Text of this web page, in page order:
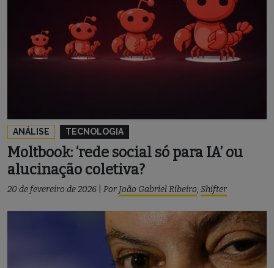
ANÁLISE TECNOLOGIA
Moltbook: ‘rede social só para IA’ ou
alucinação coletiva?
20 de fevereiro de 2026 Por João Gabriel Ribeiro, Shifter